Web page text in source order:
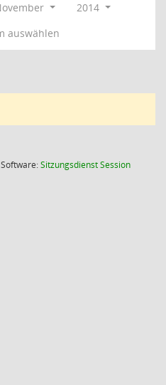
2014
auswählen
Software:SitzungsdienstSession(Wird in